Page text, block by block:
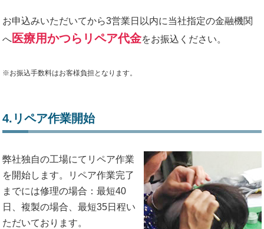
お申込みいただいてから3営業日以内に当社指定の金融機関
へ医療用かつらリペア代金をお振込ください。
※お振込手数料はお客様負担となります。
4.リペア作業開始
弊社独自の工場にてリペア作業
を開始します。リペア作業完了
までには修理の場合：最短40
日、複製の場合、最短35日程い
ただいております。